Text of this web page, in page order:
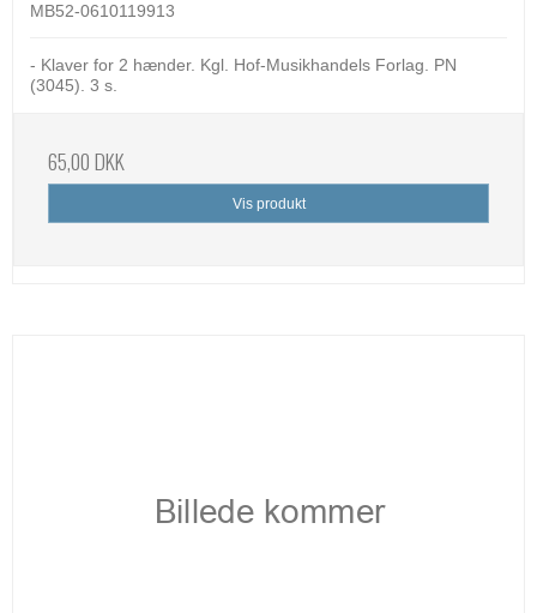
MB52-0610119913
- Klaver for 2 hænder. Kgl. Hof-Musikhandels Forlag. PN
(3045). 3 s.
65,00 DKK
Vis produkt